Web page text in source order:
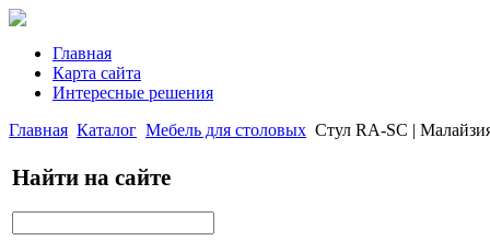
Главная
Карта сайта
Интересные решения
Главная Каталог Мебель для столовых Стул RA-SC |
Найти на сайте